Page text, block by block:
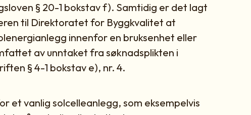
§ 20-1 bokstav f). Samtidig er det lagt
til Direktoratet for Byggkvalitet at
innenfor en bruksenhet eller
av unntaket fra søknadsplikten i
§ 4-1 bokstav e), nr. 4.
et vanlig solcelleanlegg, som eksempelvis